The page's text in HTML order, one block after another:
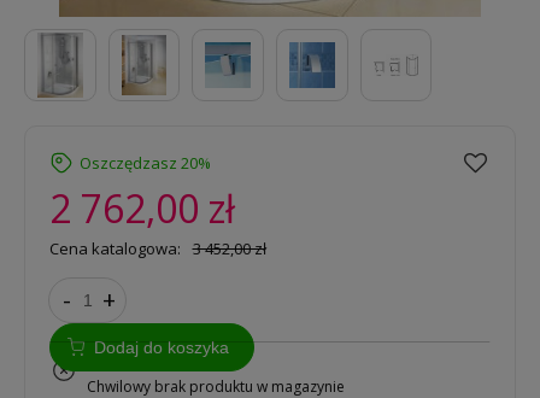
Oszczędzasz 20%
2 762,00 zł
Cena katalogowa: 3 452,00 zł
- +
Dodaj do koszyka
Chwilowy brak produktu w magazynie